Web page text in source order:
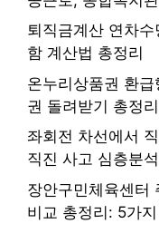
퇴직금계산 연차
함 계산법 총정리
온누리상품권 환
권 돌려받기 총정
좌회전 차선에서
직진 사고 심층분
장안구민체육센터
비교 총정리: 5가